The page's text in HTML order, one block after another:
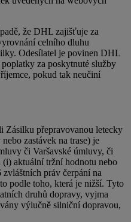
že DHL zajišťuje za
celního dluhu
Odesílatel je povinen DHL
za poskytnuté služby
pokud tak neučiní
Zásilku přepravovanou letecky
zastávek na trase) je
či Varšavské úmluvy, či
aktuální tržní hodnotu nebo
práv čerpání na
podle toho, která je nižší. Tyto
druhů dopravy, vyjma
výlučně silniční dopravou,